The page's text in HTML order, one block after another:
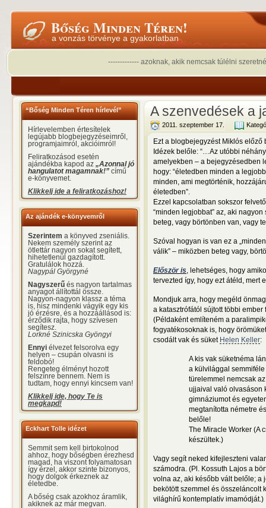
Bőség Minden Téren!
a vonzás törvénye a gyakorlatban
------------- azoknak, akik nemcsak túlélni
“Bőség Minden Téren hírlevél”
Hírlevelemben értesítelek
legújabb blogbejegyzéseimről,
programjaimról, akcióimról!
Feliratkozásod esetén
ajándékba kapod az „Azonnal jó
hangulatot magamnak!” című
e-könyvemet.
Klikkelj ide a feliratkozáshoz!
Az ajándék e-könyvemről
Szerintem a könyved zseniális.
Nekem személy szerint az
ötlettár nagyon sokat segített,
hihetetlenül gazdagított.
Gratulálok hozzá.
Nagypál Györgyné
Nagyszerű és nagyon tartalmas
anyagot állítottál össze.
Nagyon-nagyon klassz a téma
is, hisz mindenki vágyik egy kis
jó érzésre, és a hozzáállásod is:
érződik rajta, hogy szívesen
segítesz.
Lorkné Szinicska Gyöngyi
Ennyi élvezet felsorolva egy
helyen – csupán olvasni is
feldobó!
Rengeteg élményt hozott
felszínre bennem. Nem is
tudtam, hogy ennyi kincsem van!
Klikkelj ide, hogy Te is
megkapd!
Eckhart Tolle idézet
Semmit sem kell birtokolnod
ahhoz, hogy bőségben érezhesd
magad, ha viszont folyamatosan
így érzel, akkor szinte bizonyos,
hogy dolgok érkeznek az
életedbe.
A bőség csak azokhoz áramlik,
akiknek az már megvan.
A szenvedések a
2011. szeptember 17.
Ezt a blogbejegyzést Miklós
Idézek belőle: “…Az utóbbi
amelyekben – a bejegyzésedben
hogy: “életedben minden a
minden, ami megtörténik,
életedben”.
Ezzel kapcsolatban sokszor
“minden legjobbat” az, aki
beteg, vagy börtönben van, vagy
Szóval hogyan is van ez a
válik” – miközben beteg vagy,
Először is , lehetséges, hogy
tervezted így, hogy ezt átéld, mert
Mondjuk arra, hogy megéld
a katasztrófától sújtott többi ember
(Példaként említeném a
fogyatékosoknak is, hogy
csodált vak és süket Helen Keller:
A kis vak süketnéma
a külvilággal
türelemmel nemcsak
ujjaival való olvasáson
gimnáziumot és
megtanította németre
belőle!
The Miracle Worker (A
készültek.)
Vagy segít neked kifejleszteni
számodra. (Pl. Kossuth Lajos a
volna az, aki később vált belőle; a
bekötött szemmel és összeláncolt
világhírű kontemplatív imamódját.)